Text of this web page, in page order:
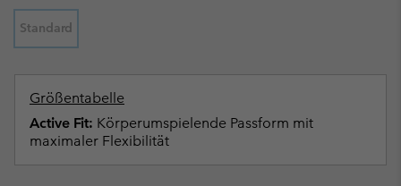
Standard
Größentabelle
Active Fit: Körperumspielende Passform mit
maximaler Flexibilität